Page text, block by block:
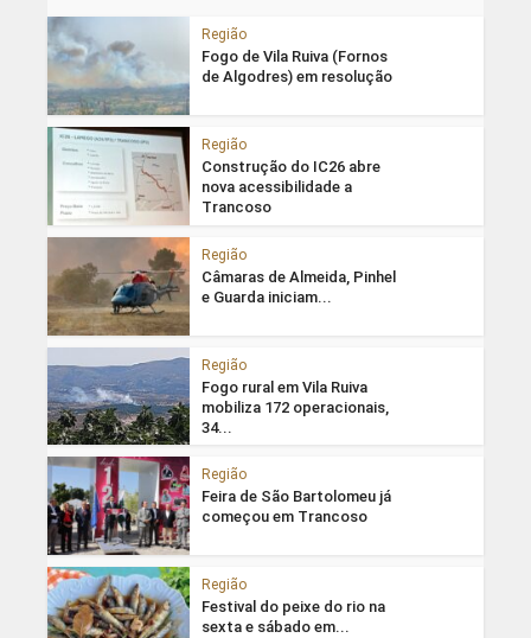
Região
Fogo de Vila Ruiva (Fornos
de Algodres) em resolução
Região
Construção do IC26 abre
nova acessibilidade a
Trancoso
Região
Câmaras de Almeida, Pinhel
e Guarda iniciam...
Região
Fogo rural em Vila Ruiva
mobiliza 172 operacionais,
34...
Região
Feira de São Bartolomeu já
começou em Trancoso
Região
Festival do peixe do rio na
sexta e sábado em...